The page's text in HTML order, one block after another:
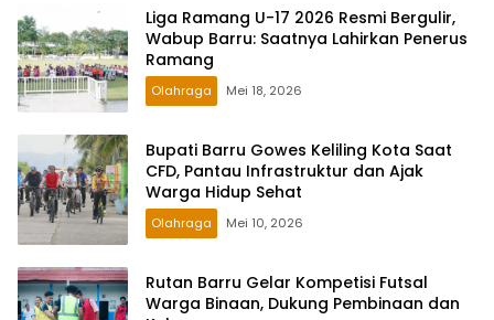
Liga Ramang U-17 2026 Resmi Bergulir,
Wabup Barru: Saatnya Lahirkan Penerus
Ramang
Olahraga Mei 18, 2026
Bupati Barru Gowes Keliling Kota Saat
CFD, Pantau Infrastruktur dan Ajak
Warga Hidup Sehat
Olahraga Mei 10, 2026
Rutan Barru Gelar Kompetisi Futsal
Warga Binaan, Dukung Pembinaan dan